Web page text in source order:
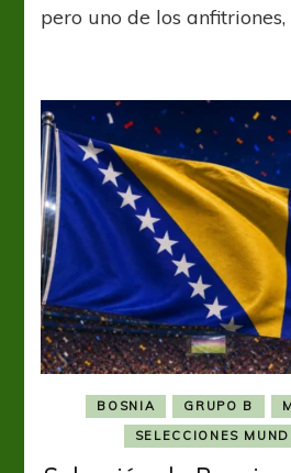
pero uno de los anfitriones,
BOSNIA GRUPO B
SELECCIONES